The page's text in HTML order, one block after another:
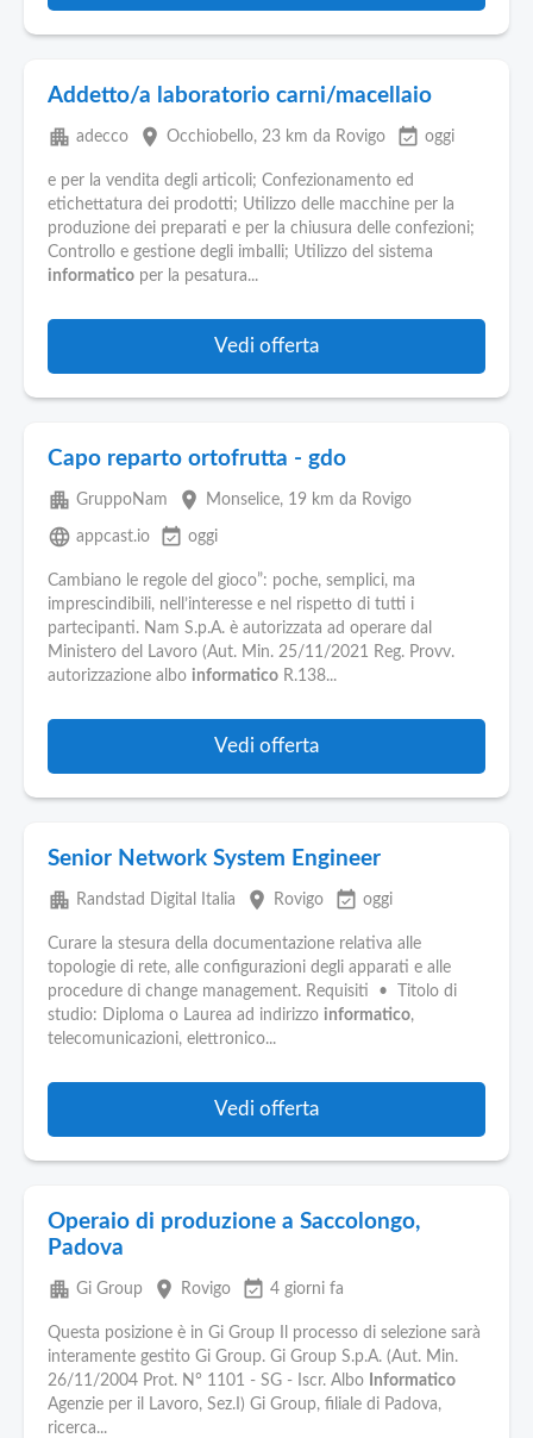
Addetto/a laboratorio carni/macellaio
apartment adecco place Occhiobello, 23 km da Rovigo event_available oggi
e per la vendita degli articoli; Confezionamento ed
etichettatura dei prodotti; Utilizzo delle macchine per la
produzione dei preparati e per la chiusura delle confezioni;
Controllo e gestione degli imballi; Utilizzo del sistema
informatico per la pesatura...
Vedi offerta
Capo reparto ortofrutta - gdo
apartment GruppoNam place Monselice, 19 km da Rovigo
language appcast.io event_available oggi
Cambiano le regole del gioco”: poche, semplici, ma
imprescindibili, nell’interesse e nel rispetto di tutti i
partecipanti. Nam S.p.A. è autorizzata ad operare dal
Ministero del Lavoro (Aut. Min. 25/11/2021 Reg. Provv.
autorizzazione albo informatico R.138...
Vedi offerta
Senior Network System Engineer
apartment Randstad Digital Italia place Rovigo event_available oggi
Curare la stesura della documentazione relativa alle
topologie di rete, alle configurazioni degli apparati e alle
procedure di change management. Requisiti • Titolo di
studio: Diploma o Laurea ad indirizzo informatico,
telecomunicazioni, elettronico...
Vedi offerta
Operaio di produzione a Saccolongo,
Padova
apartment Gi Group place Rovigo event_available 4 giorni fa
Questa posizione è in Gi Group Il processo di selezione sarà
interamente gestito Gi Group. Gi Group S.p.A. (Aut. Min.
26/11/2004 Prot. N° 1101 - SG - Iscr. Albo
Informatico
Agenzie per il Lavoro, Sez.I) Gi Group, filiale di Padova,
ricerca...